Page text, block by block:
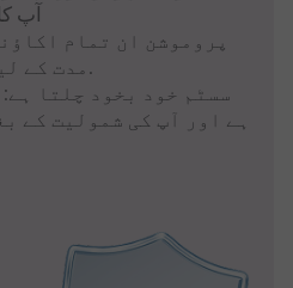
آپ
پروموشن ان تمام
مدت کے لیے درست ہے 31.08.2026.
سسٹم خود بخود چلتا
ہے اور آپ کی شمولیت کے